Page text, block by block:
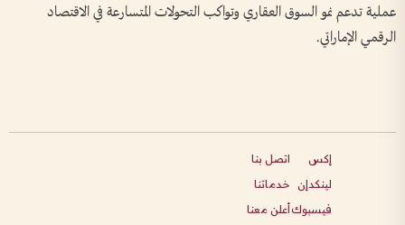
عملية تدعم نمو السوق العقاري وتواكب التحولات المتسارعة في الاقتصاد
الرقمي الإماراتي.
إكس
لينكدإن
فيسبوك
اتصل بنا
خدماتنا
أعلن معنا